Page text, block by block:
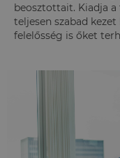
beosztottait. Kiadja
teljesen szabad
felelősség is őket